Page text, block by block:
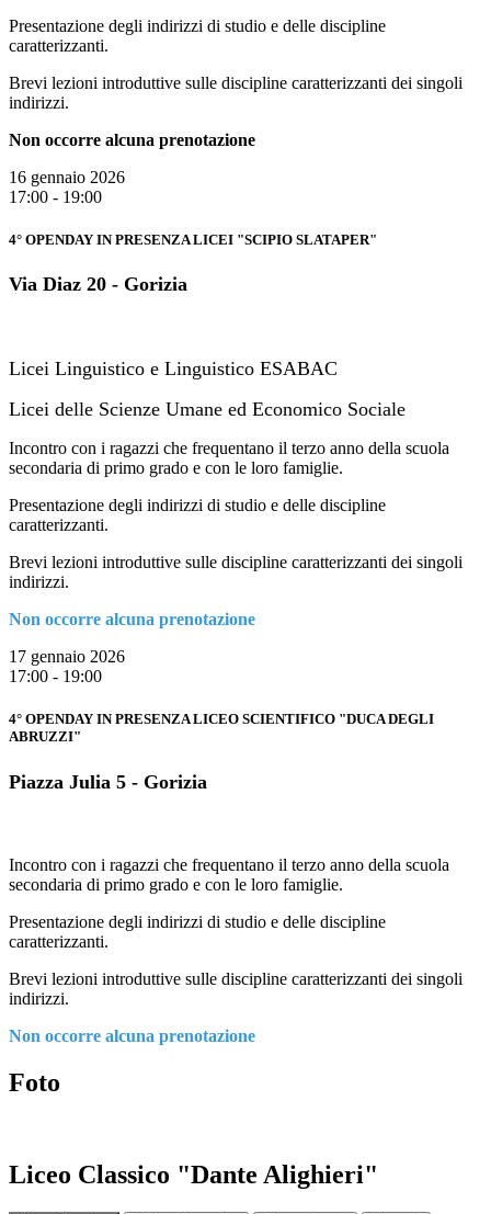
Presentazione degli indirizzi di studio e delle discipline
caratterizzanti.
Brevi lezioni introduttive sulle discipline caratterizzanti dei singoli
indirizzi.
Non occorre alcuna prenotazione
16 gennaio 2026
17:00 - 19:00
4° OPENDAY IN PRESENZA LICEI "SCIPIO SLATAPER"
Via Diaz 20 - Gorizia
Licei Linguistico e Linguistico ESABAC
Licei delle Scienze Umane ed Economico Sociale
Incontro con i ragazzi che frequentano il terzo anno della scuola
secondaria di primo grado e con le loro famiglie.
Presentazione degli indirizzi di studio e delle discipline
caratterizzanti.
Brevi lezioni introduttive sulle discipline caratterizzanti dei singoli
indirizzi.
Non occorre alcuna prenotazione
17 gennaio 2026
17:00 - 19:00
4° OPENDAY IN PRESENZA LICEO SCIENTIFICO "DUCA DEGLI
ABRUZZI"
Piazza Julia 5 - Gorizia
Incontro con i ragazzi che frequentano il terzo anno della scuola
secondaria di primo grado e con le loro famiglie.
Presentazione degli indirizzi di studio e delle discipline
caratterizzanti.
Brevi lezioni introduttive sulle discipline caratterizzanti dei singoli
indirizzi.
Non occorre alcuna prenotazione
Foto
Liceo Classico "Dante Alighieri"